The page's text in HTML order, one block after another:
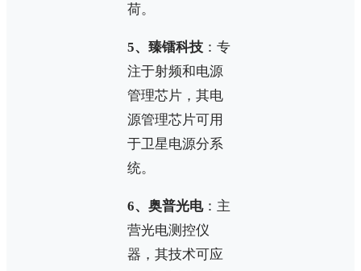
荷。
5、臻镭科技 ：专
注于射频和电源
管理芯片，其电
源管理芯片可用
于卫星电源分系
统。
6、奥普光电：主
营光电测控仪
器，其技术可应